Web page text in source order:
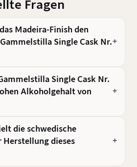
Fragen
Madeira-Finish den
Single Cask Nr.
Single Cask Nr.
Alkoholgehalt von
die schwedische
dieses